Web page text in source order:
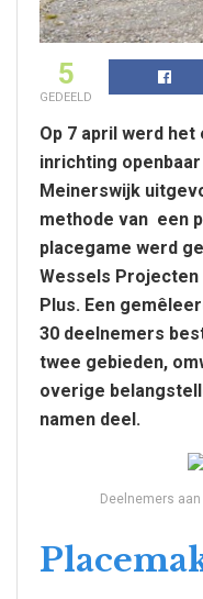
5
GEDEELD
Op 7 april werd
inrichting
Meinerswijk
methode van een
placegame werd
Wessels Projecten
Plus. Een
30 deelnemers
twee gebieden,
overige
namen deel.
Deelnemers